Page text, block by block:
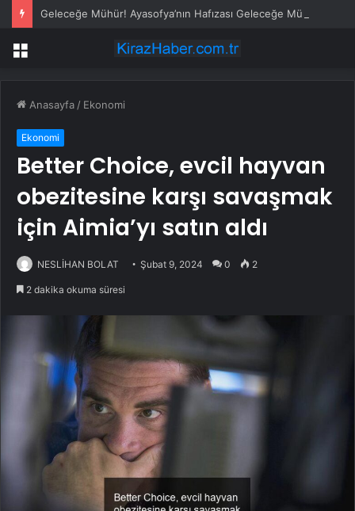
Menü
Anasayfa / Ekonomi
Ekonomi
Better Choice, evcil hayvan
obezitesine karşı savaşmak
için Aimia’yı satın aldı
NESLİHAN BOLAT Şubat 9, 2024 0 2
2 dakika okuma süresi